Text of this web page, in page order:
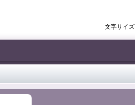
文字サイズ